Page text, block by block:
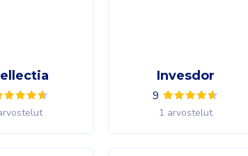
Invesdor
9
1 arvostelut